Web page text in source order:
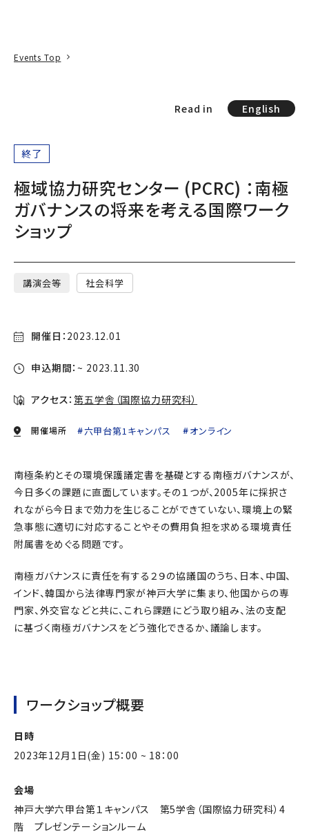
Events Top
Read in English
終了
極域協力研究センター (PCRC) ：南極
ガバナンスの将来を考える国際ワーク
ショップ
講演会等 社会科学
開催日： 2023.12.01
申込期間：~ 2023.11.30
アクセス：第五学舎（国際協力研究科）
開催場所 六甲台第1キャンパス オンライン
南極条約とその環境保護議定書を基礎とする南極ガバナンスが、
今日多くの課題に直面しています。その１つが、2005年に採択さ
れながら今日まで効力を生じることができていない、環境上の緊
急事態に適切に対応することやその費用負担を求める環境責任
附属書をめぐる問題です。
南極ガバナンスに責任を有する２９の協議国のうち、日本、中国、
インド、韓国から法律専門家が神戸大学に集まり、他国からの専
門家、外交官などと共に、これら課題にどう取り組み、法の支配
に基づく南極ガバナンスをどう強化できるか、議論します。
ワークショップ概要
日時
2023年12月1日(金) 15：00 ~ 18：00
会場
神戸大学六甲台第１キャンパス 第5学舎（国際協力研究科）4
階 プレゼンテーションルーム